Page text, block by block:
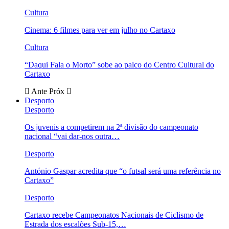
Cultura
Cinema: 6 filmes para ver em julho no Cartaxo
Cultura
“Daqui Fala o Morto” sobe ao palco do Centro Cultural do
Cartaxo
Ante Próx
Desporto
Desporto
Os juvenis a competirem na 2ª divisão do campeonato
nacional “vai dar-nos outra…
Desporto
António Gaspar acredita que “o futsal será uma referência no
Cartaxo”
Desporto
Cartaxo recebe Campeonatos Nacionais de Ciclismo de
Estrada dos escalões Sub-15,…